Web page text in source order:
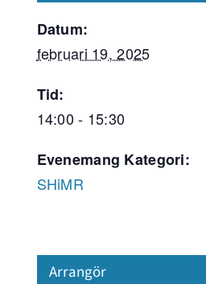
Datum:
februari 19, 2025
Tid:
14:00 - 15:30
Evenemang Kategori:
SHiMR
Arrangör